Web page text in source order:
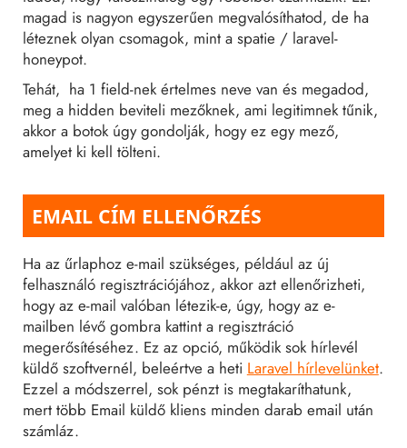
magad is nagyon egyszerűen megvalósíthatod, de ha
léteznek olyan csomagok, mint a spatie / laravel-
honeypot.
Tehát, ha 1 field-nek értelmes neve van és megadod,
meg a hidden beviteli mezőknek, ami legitimnek tűnik,
akkor a botok úgy gondolják, hogy ez egy mező,
amelyet ki kell tölteni.
EMAIL CÍM ELLENŐRZÉS
Ha az űrlaphoz e-mail szükséges, például az új
felhasználó regisztrációjához, akkor azt ellenőrizheti,
hogy az e-mail valóban létezik-e, úgy, hogy az e-
mailben lévő gombra kattint a regisztráció
megerősítéséhez. Ez az opció, működik sok hírlevél
küldő szoftvernél, beleértve a heti Laravel hírlevelünket.
Ezzel a módszerrel, sok pénzt is megtakaríthatunk,
mert több Email küldő kliens minden darab email után
számláz.